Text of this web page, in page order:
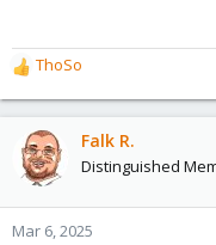
R
e
a
o
n
ThoSo
Falk R.
Distinguished
Mar 6, 2025